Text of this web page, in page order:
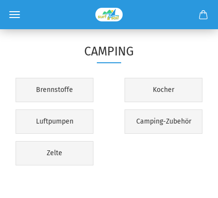
CAMPING
Brennstoffe Kocher
Luftpumpen Camping-Zubehör
Zelte